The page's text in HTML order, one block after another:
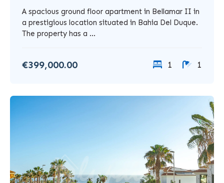
A spacious ground floor apartment in Bellamar II in
a prestigious location situated in Bahia Del Duque.
The property has a ...
€399,000.00 1 1